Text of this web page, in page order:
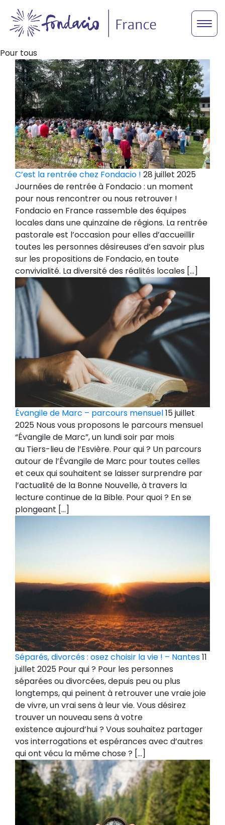
Pour tous
C’est la rentrée chez Fondacio ! 28 juillet 2025
Journées de rentrée à Fondacio : un moment
pour nous rencontrer ou nous retrouver !
Fondacio en France rassemble des équipes
locales dans une quinzaine de régions. La rentrée
pastorale est l’occasion pour elles d’accueillir
toutes les personnes désireuses d’en savoir plus
sur les propositions de Fondacio, en toute
convivialité. La diversité des réalités locales […]
Évangile de Marc – parcours mensuel15 juillet
2025 Nous vous proposons le parcours mensuel
“Évangile de Marc”, un lundi soir par mois
au Tiers-lieu de l’Esvière. Pour qui ? Un parcours
autour de l’Évangile de Marc pour toutes celles
et ceux qui souhaitent se laisser surprendre par
l’actualité de la Bonne Nouvelle, à travers la
lecture continue de la Bible. Pour quoi ? En se
plongeant […]
Séparés, divorcés : osez choisir la vie ! – Nantes11
juillet 2025 Pour qui ? Pour les personnes
séparées ou divorcées, depuis peu ou plus
longtemps, qui peinent à retrouver une vraie joie
de vivre, un vrai sens à leur vie. Vous désirez
trouver un nouveau sens à votre
existence aujourd’hui ? Vous souhaitez partager
vos interrogations et espérances avec d’autres
qui ont vécu la même chose ? […]